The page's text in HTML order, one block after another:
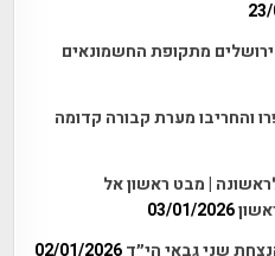
מתקופת החשמונאים
והחריבו מערת קבורה קדומה
| מבט ראשון אל
03/01/2026
שני גבאי הי״ד 02/01/2026